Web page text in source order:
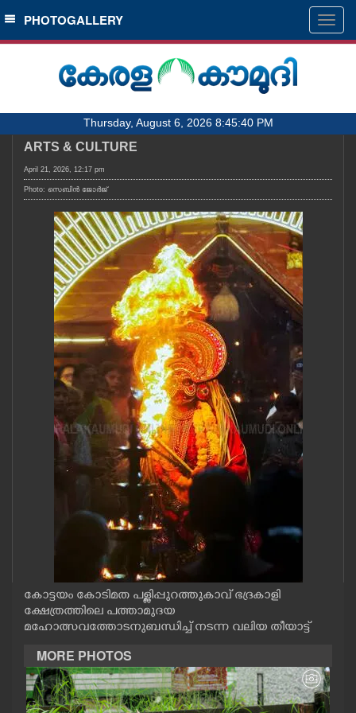
SECTIONS
HOME
NOTIFIED NEWS
KERALA
LOCAL
OBITUARY
NEWS 360
CASE DIARY
CINEMA
OPINION
SPIRITUAL
ART
PHOTOGALLERY
Thursday, August 6, 2026 8:45:40 PM
ARTS & CULTURE
April 21, 2026, 12:17 pm
Photo: സെബിൻ ജോർജ്
കോട്ടയം കോടിമത പള്ളിപ്പുറത്തുകാവ് ഭദ്രകാളി
ക്ഷേത്രത്തിലെ പത്താമുദയ
മഹോത്സവത്തോടനുബന്ധിച്ച് നടന്ന വലിയ തീയാട്ട്
MORE PHOTOS